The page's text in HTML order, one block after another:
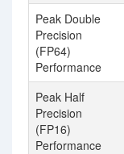
Peak Double
Precision
(FP64)
Performance
Peak Half
Precision
(FP16)
Performance